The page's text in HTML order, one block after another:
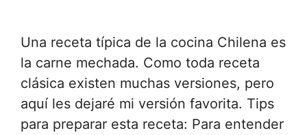
Una receta típica de la cocina Chilena es
la carne mechada. Como toda receta
clásica existen muchas versiones, pero
aquí les dejaré mi versión favorita. Tips
para preparar esta receta: Para entender